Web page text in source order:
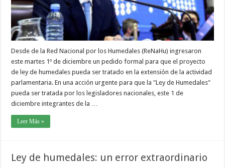
Desde de la Red Nacional por los Humedales (ReNaHu) ingresaron
este martes 1º de diciembre un pedido formal para que el proyecto
de ley de humedales pueda ser tratado en la extensión de la actividad
parlamentaria. En una acción urgente para que la "Ley de Humedales"
pueda ser tratada por los legisladores nacionales, este 1 de
diciembre integrantes de la …
Leer Más »
Ley de humedales: un error extraordinario